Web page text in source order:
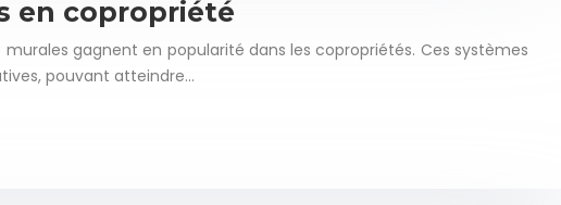
en copropriété
gagnent en popularité dans les copropriétés. Ces systèmes
pouvant atteindre…